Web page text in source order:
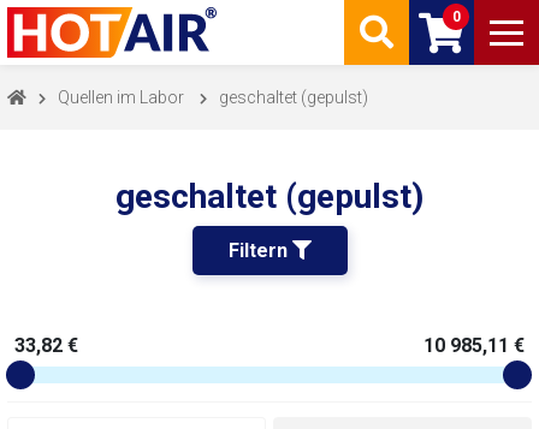
0
Quellen im Labor geschaltet (gepulst)
geschaltet (gepulst)
Filtern
33,82 € 10 985,11 €